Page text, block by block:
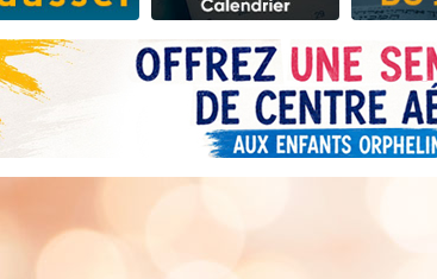
12 nouvelles musiques dans
3 personnes viennent de nous
2 personnes viennent de nous
2 nouvelles musiques dans
3 personnes viennent de nous
Nouvelle émission radio : Visions
61 personnes viennent de